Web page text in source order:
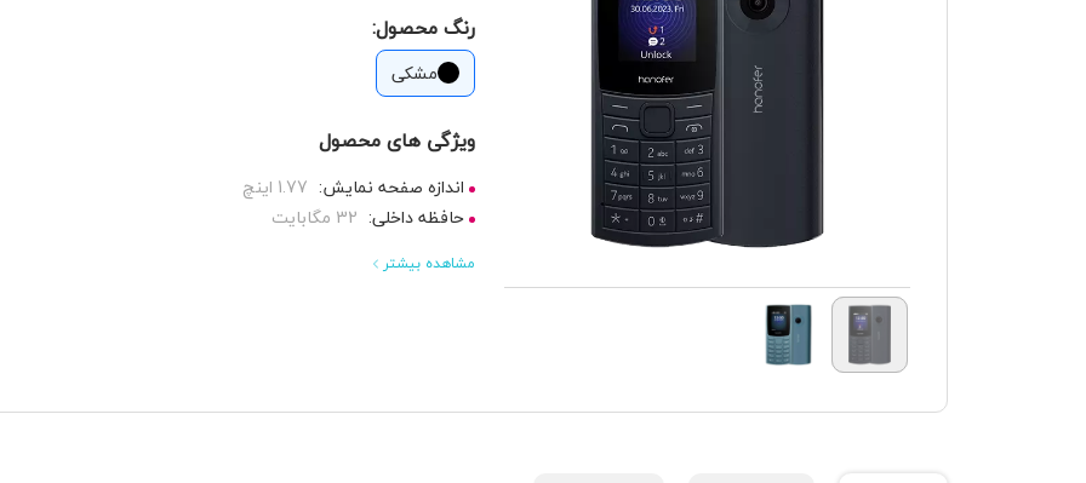
رنگ محصول:
مشکی
ویژگی های محصول
اندازه صفحه نمایش: 1.77 اینچ
حافظه داخلی: 32 مگابایت
مشاهده بیشتر